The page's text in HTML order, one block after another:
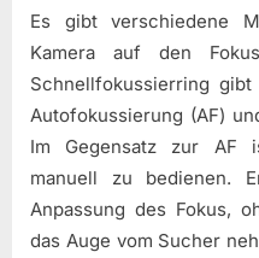
Es gibt verschiedene
Kamera auf den
Schnellfokussierring
Autofokussierung (AF)
Im Gegensatz zur AF
manuell zu bedienen.
Anpassung des Fokus,
das Auge vom Sucher